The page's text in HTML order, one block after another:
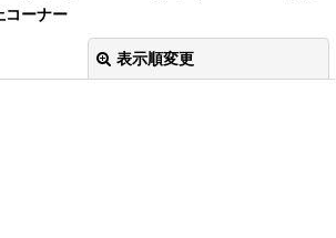
コーナー
表示順変更